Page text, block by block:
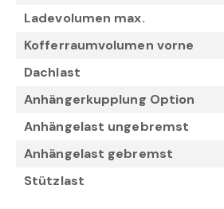
Ladevolumen max.
Kofferraumvolumen vorne
Dachlast
Anhängerkupplung Option
Anhängelast ungebremst
Anhängelast gebremst
Stützlast